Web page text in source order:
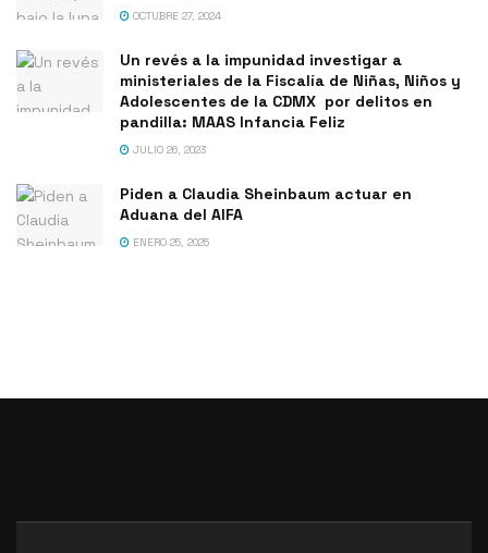
OCTUBRE 27, 2024
Un revés a la impunidad investigar a
ministeriales de la Fiscalía de Niñas, Niños y
Adolescentes de la CDMX por delitos en
pandilla: MAAS Infancia Feliz
JULIO 26, 2023
Piden a Claudia Sheinbaum actuar en
Aduana del AIFA
ENERO 25, 2025